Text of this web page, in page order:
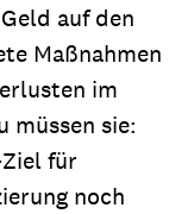
auf den
Maßnahmen
im
müssen sie:
für
noch